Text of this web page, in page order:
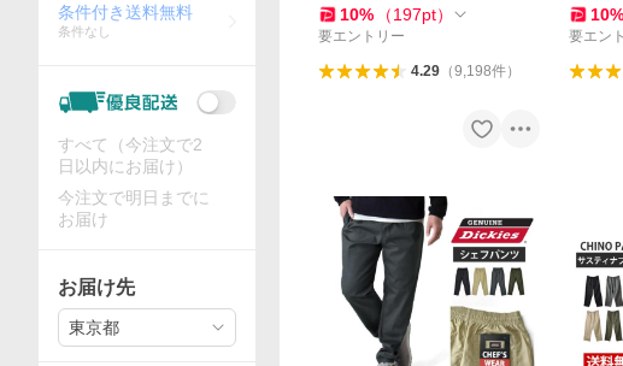
ムス ジョガーパンツ スマホ
ポケット 爆買
10% （197pt）
要エントリー
4.29（9,198件）
介護
ル 爆買
10%
要エン
条件付き送料無料
条件なし
すべて（今注文で2
日以内にお届け）
今注文で明日までに
お届け
お届け先
東京都